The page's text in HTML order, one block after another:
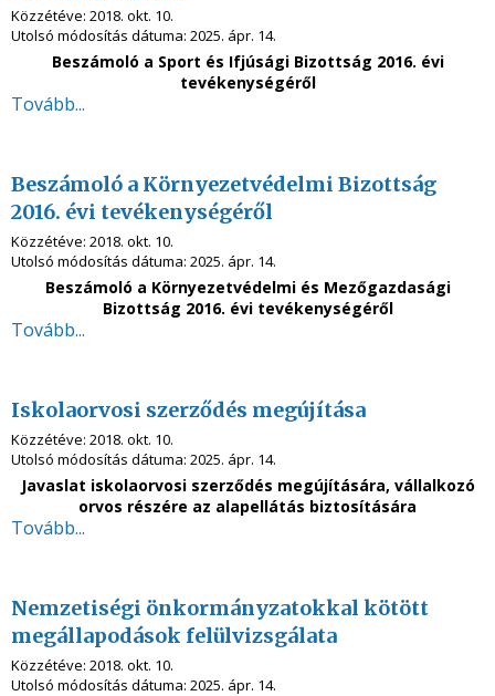
Közzétéve: 2018. okt. 10.
Utolsó módosítás dátuma: 2025. ápr. 14.
Beszámoló a Sport és Ifjúsági Bizottság 2016. évi
tevékenységéről
Tovább...
Beszámoló a Környezetvédelmi Bizottság
2016. évi tevékenységéről
Közzétéve: 2018. okt. 10.
Utolsó módosítás dátuma: 2025. ápr. 14.
Beszámoló a Környezetvédelmi és Mezőgazdasági
Bizottság 2016. évi tevékenységéről
Tovább...
Iskolaorvosi szerződés megújítása
Közzétéve: 2018. okt. 10.
Utolsó módosítás dátuma: 2025. ápr. 14.
Javaslat iskolaorvosi szerződés megújítására, vállalkozó
orvos részére az alapellátás biztosítására
Tovább...
Nemzetiségi önkormányzatokkal kötött
megállapodások felülvizsgálata
Közzétéve: 2018. okt. 10.
Utolsó módosítás dátuma: 2025. ápr. 14.